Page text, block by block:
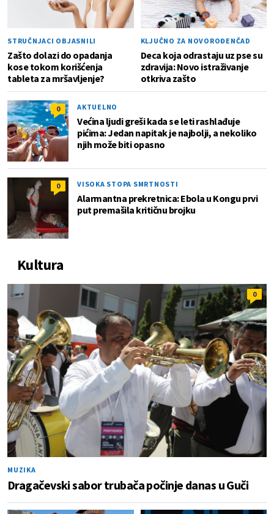
STRUČNJACI OBJASNILI
Zašto dolazi do opadanja
kose tokom korišćenja
tableta za mršavljenje?
KLJUČNO ZA NOVOROĐENČAD
Deca koja odrastaju uz pse su
zdravija: Novo istraživanje
otkriva zašto
0 AKTUELNO
Većina ljudi greši kada se leti rashlađuje
pićima: Jedan napitak je najbolji, a nekoliko
njih može biti opasno
0 VISOKA STOPA SMRTNOSTI
Alarmantna prekretnica: Ebola u Kongu prvi
put premašila kritičnu brojku
Kultura
0
MUZIKA
Dragačevski sabor trubača počinje danas u Guči